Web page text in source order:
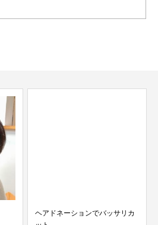
ヘアドネーションでバッサリカ